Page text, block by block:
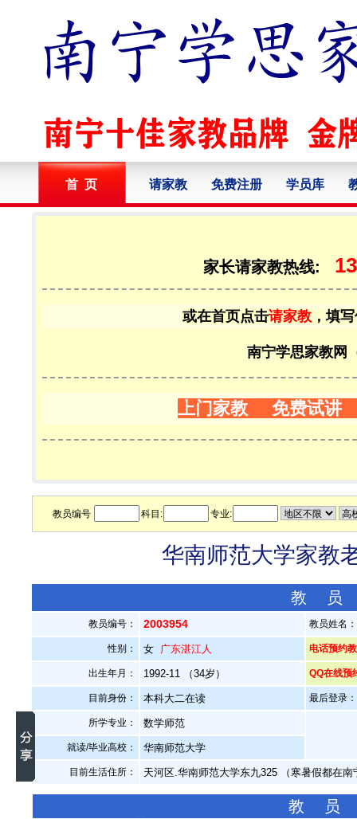
首 页 请家教 免费注册 学员库
家长请家教热线:
或在首页点击请家教 ，填
南宁学思家教网
上门家教 免费试讲
教员编号 科目: 专业:
华南师范大学家教
教
教员编号： 2003954 教员姓名
性别： 女 广东湛江人 电话预约
出生年月： 1992-11 （34岁） QQ在线预
目前身份： 本科大二在读 最后登录
所学专业： 数学师范
就读/毕业高校： 华南师范大学
目前生活住所： 天河区.华南师范大学东九325 （寒暑假都在南
教 员